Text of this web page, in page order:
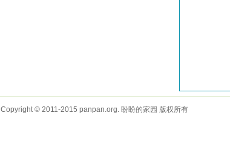
Copyright © 2011-2015 panpan.org. 盼盼的家园 版权所有